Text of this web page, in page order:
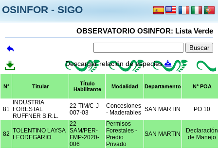
OSINFOR - SIGO
OBSERVATORIO OSINFOR: Lista Verde
Descargar relación de especies
N° Titular
Título
Habilitante
Modalidad Departamento N° POA
81
INDUSTRIA
FORESTAL
RUFFNER S.R.L.
22-TIM/C-J-
007-03
Concesiones
- Maderables SAN MARTIN PO 10
82 TOLENTINO LAYSA
LEODEGARIO
22-
SAM/PER-
FMP-2020-
006
Permisos
Forestales -
Predio
Privado
SAN MARTIN
Declaración
de Manejo